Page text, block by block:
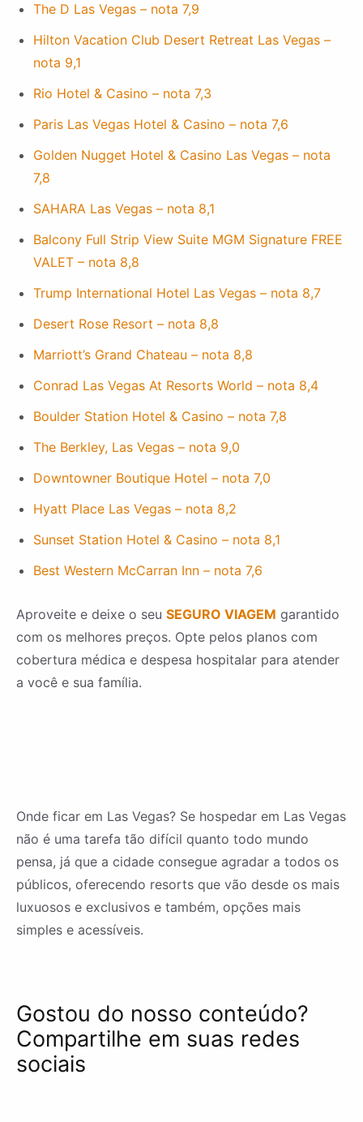
The D Las Vegas – nota 7,9
Hilton Vacation Club Desert Retreat Las Vegas –
nota 9,1
Rio Hotel & Casino – nota 7,3
Paris Las Vegas Hotel & Casino – nota 7,6
Golden Nugget Hotel & Casino Las Vegas – nota
7,8
SAHARA Las Vegas – nota 8,1
Balcony Full Strip View Suite MGM Signature FREE
VALET – nota 8,8
Trump International Hotel Las Vegas – nota 8,7
Desert Rose Resort – nota 8,8
Marriott’s Grand Chateau – nota 8,8
Conrad Las Vegas At Resorts World – nota 8,4
Boulder Station Hotel & Casino – nota 7,8
The Berkley, Las Vegas – nota 9,0
Downtowner Boutique Hotel – nota 7,0
Hyatt Place Las Vegas – nota 8,2
Sunset Station Hotel & Casino – nota 8,1
Best Western McCarran Inn – nota 7,6
Aproveite e deixe o seu SEGURO VIAGEM garantido
com os melhores preços. Opte pelos planos com
cobertura médica e despesa hospitalar para atender
a você e sua família.
Onde ficar em Las Vegas? Se hospedar em Las Vegas
não é uma tarefa tão difícil quanto todo mundo
pensa, já que a cidade consegue agradar a todos os
públicos, oferecendo resorts que vão desde os mais
luxuosos e exclusivos e também, opções mais
simples e acessíveis.
Gostou do nosso conteúdo?
Compartilhe em suas redes
sociais